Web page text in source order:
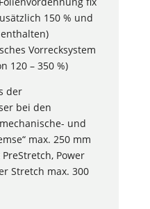
150 % und
Vorrecksystem
120 – 350 %)
der
bei den
und
max. 250 mm
Power
Stretch max. 300